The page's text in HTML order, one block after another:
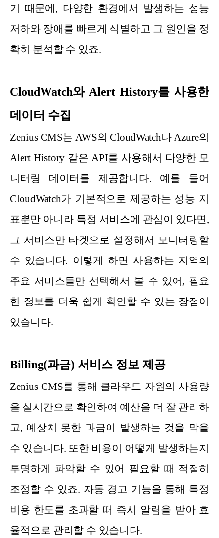
기 때문에, 다양한 환경에서 발생하는 성능
저하와 장애를 빠르게 식별하고 그 원인을 정
확히 분석할 수 있죠.
CloudWatch와 Alert History를 사용한
데이터 수집
Zenius CMS는 AWS의 CloudWatch나 Azure의
Alert History 같은 API를 사용해서 다양한 모
니터링 데이터를 제공합니다. 예를 들어
CloudWatch가 기본적으로 제공하는 성능 지
표뿐만 아니라 특정 서비스에 관심이 있다면,
그 서비스만 타겟으로 설정해서 모니터링할
수 있습니다. 이렇게 하면 사용하는 지역의
주요 서비스들만 선택해서 볼 수 있어, 필요
한 정보를 더욱 쉽게 확인할 수 있는 장점이
있습니다.
Billing(과금) 서비스 정보 제공
Zenius CMS를 통해 클라우드 자원의 사용량
을 실시간으로 확인하여 예산을 더 잘 관리하
고, 예상치 못한 과금이 발생하는 것을 막을
수 있습니다. 또한 비용이 어떻게 발생하는지
투명하게 파악할 수 있어 필요할 때 적절히
조정할 수 있죠. 자동 경고 기능을 통해 특정
비용 한도를 초과할 때 즉시 알림을 받아 효
율적으로 관리할 수 있습니다.